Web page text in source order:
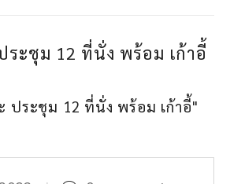
ประชุม 12 ที่นั่ง พร้อม เก้าอี้"
ระชุม 12 ที่นั่ง พร้อม เก้าอี้